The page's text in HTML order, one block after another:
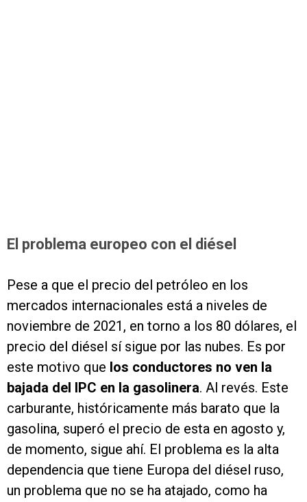
El problema europeo con el diésel
Pese a que el precio del petróleo en los
mercados internacionales está a niveles de
noviembre de 2021, en torno a los 80 dólares, el
precio del diésel sí sigue por las nubes. Es por
este motivo que los conductores no ven la
bajada del IPC en la gasolinera. Al revés. Este
carburante, históricamente más barato que la
gasolina, superó el precio de esta en agosto y,
de momento, sigue ahí. El problema es la alta
dependencia que tiene Europa del diésel ruso,
un problema que no se ha atajado, como ha